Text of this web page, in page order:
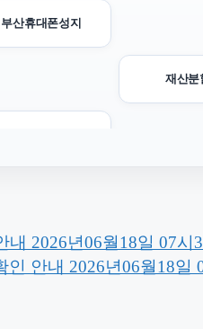
부산휴대폰성지
재산분
파구하수구막힘
내 2026년06월18일 07시
안내 2026년06월18일